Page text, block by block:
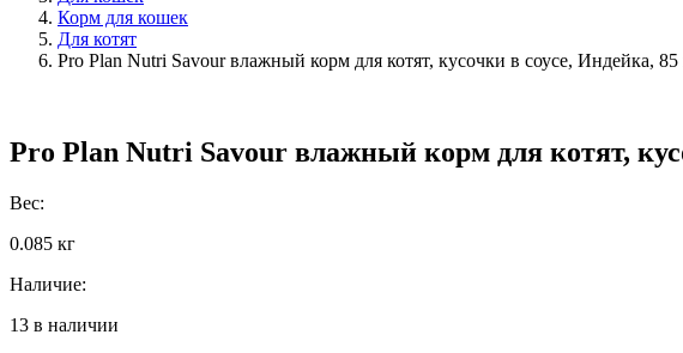
Корм для кошек
Для котят
Pro Plan Nutri Savour влажный корм для котят, кусочки в соусе, Индейка, 85
Pro Plan Nutri Savour влажный корм для котят,
Вес:
0.085 кг
Наличие:
13 в наличии